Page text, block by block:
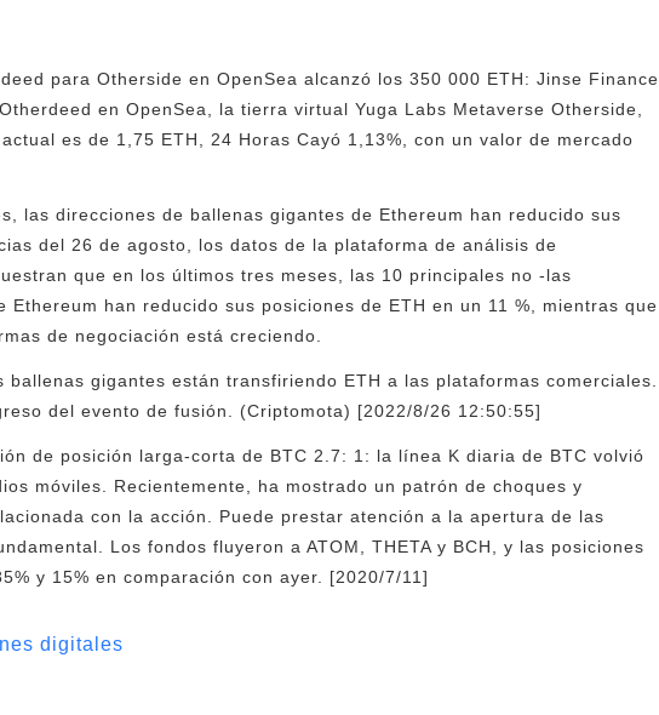
para Otherside en OpenSea alcanzó los 350 000 ETH: Jinse Finance
en OpenSea, la tierra virtual Yuga Labs Metaverse Otherside,
es de 1,75 ETH, 24 Horas Cayó 1,13%, con un valor de mercado
las direcciones de ballenas gigantes de Ethereum han reducido sus
del 26 de agosto, los datos de la plataforma de análisis de
que en los últimos tres meses, las 10 principales no -las
han reducido sus posiciones de ETH en un 11 %, mientras que
de negociación está creciendo.
gigantes están transfiriendo ETH a las plataformas comerciales.
del evento de fusión. (Criptomota) [2022/8/26 12:50:55]
de posición larga-corta de BTC 2.7: 1: la línea K diaria de BTC volvió
móviles. Recientemente, ha mostrado un patrón de choques y
con la acción. Puede prestar atención a la apertura de las
Los fondos fluyeron a ATOM, THETA y BCH, y las posiciones
y 15% en comparación con ayer. [2020/7/11]
digitales